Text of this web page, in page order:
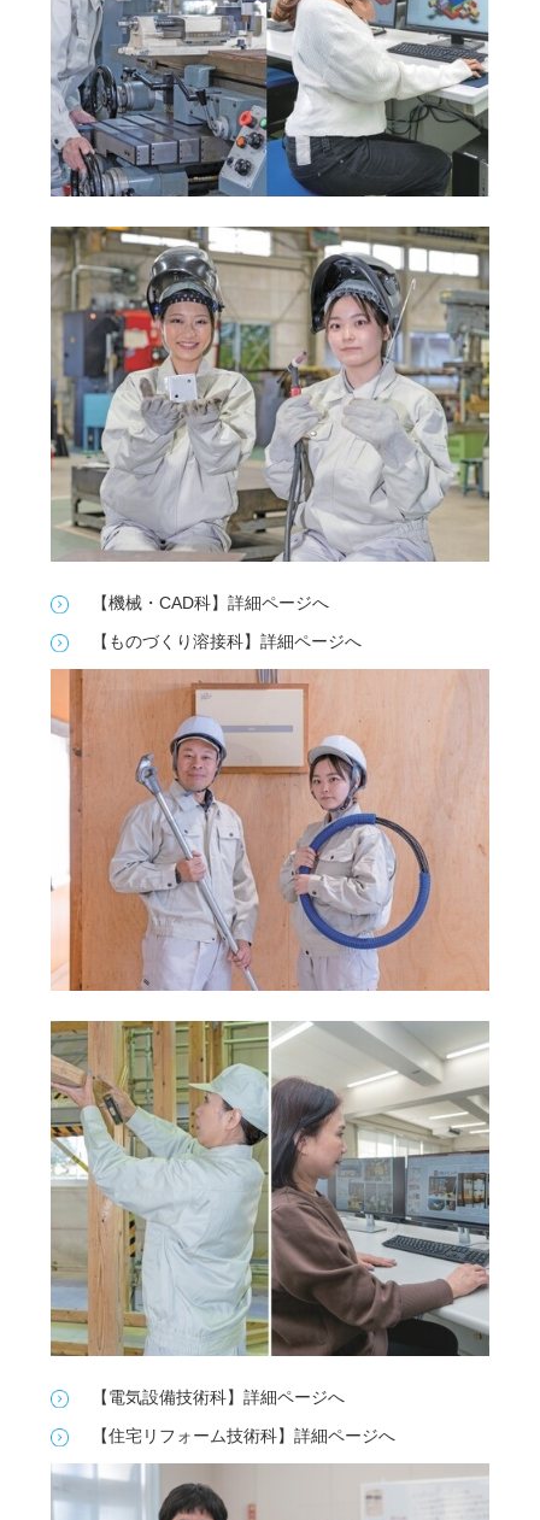
【機械・CAD科】詳細ページへ
【ものづくり溶接科】詳細ページへ
【電気設備技術科】詳細ページへ
【住宅リフォーム技術科】詳細ページへ